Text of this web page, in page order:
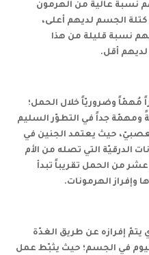
نسبة عالية من الهرمون
كتلة الجسم لديهم أعلى،
نسبة قليلة من هذا
أقل.
مُهمّاً وضروريّاً خلال الحمل؛
ومهمّة جداً في التطوّر السليم
حيث يعتمد الجنين في
الدرقيّة التي تصله من الأم
من الحمل تقريباً تبدأ
وإفراز الهرمونات.
إفرازه عن طريق الغدّة
في الجسم؛ حيث يثبّط عمل